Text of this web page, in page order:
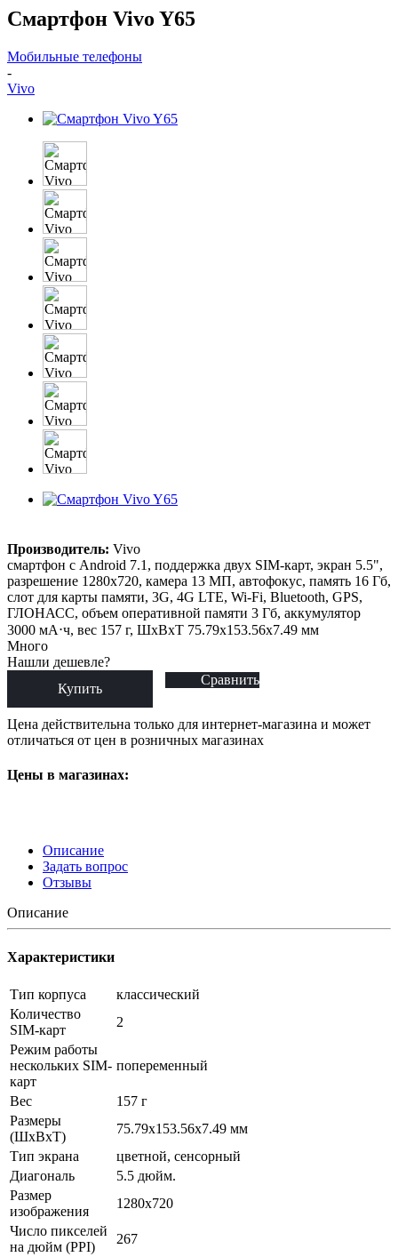
Смартфон Vivo Y65
Мобильные телефоны
-
Vivo
Производитель: Vivo
смартфон с Android 7.1, поддержка двух SIM-карт, экран 5.5",
разрешение 1280x720, камера 13 МП, автофокус, память 16 Гб,
слот для карты памяти, 3G, 4G LTE, Wi-Fi, Bluetooth, GPS,
ГЛОНАСС, объем оперативной памяти 3 Гб, аккумулятор
3000 мА⋅ч, вес 157 г, ШxВxТ 75.79x153.56x7.49 мм
Много
Нашли дешевле?
Купить
Сравнить
Цена действительна только для интернет-магазина и может
отличаться от цен в розничных магазинах
Цены в магазинах:
Описание
Задать вопрос
Отзывы
Описание
Характеристики
Тип корпуса
классический
Количество
SIM-карт
2
Режим работы
нескольких SIM-
карт
попеременный
Вес
157 г
Размеры
(ШxВxТ)
75.79x153.56x7.49 мм
Тип экрана
цветной, сенсорный
Диагональ
5.5 дюйм.
Размер
изображения
1280x720
Число пикселей
на дюйм (PPI)
267